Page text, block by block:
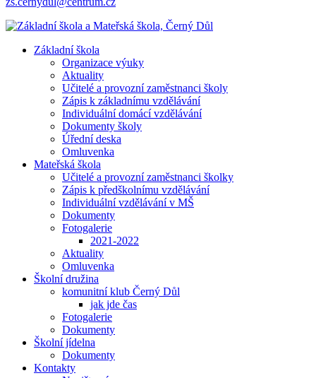
Základní škola
Organizace výuky
Aktuality
Učitelé a provozní zaměstnanci školy
Zápis k základnímu vzdělávání
Individuální domácí vzdělávání
Dokumenty školy
Úřední deska
Omluvenka
Mateřská škola
Učitelé a provozní zaměstnanci školky
Zápis k předškolnímu vzdělávání
Individuální vzdělávání v MŠ
Dokumenty
Fotogalerie
2021-2022
Aktuality
Omluvenka
Školní družina
komunitní klub Černý Důl
jak jde čas
Fotogalerie
Dokumenty
Školní jídelna
Dokumenty
Kontakty